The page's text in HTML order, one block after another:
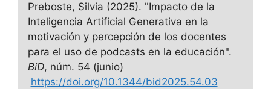
Preboste, Silvia (2025). "Impacto de la
Inteligencia Artificial Generativa en la
motivación y percepción de los docentes
para el uso de podcasts en la educación".
BiD, núm. 54 (junio)
https://doi.org/10.1344/bid2025.54.03